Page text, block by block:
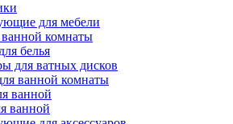
для мебели
комнаты
белья
для ватных дисков
ванной комнаты
ванной
ванной